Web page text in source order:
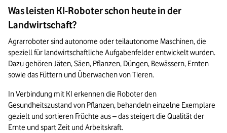
Das Wichtigste zu KI-Robotern in der Landwirtschaft in Kürze
Was leisten KI-Roboter schon heute in der
Landwirtschaft?
Agrarroboter sind autonome oder teilautonome Maschinen, die
speziell für landwirtschaftliche Aufgabenfelder entwickelt wurden.
Dazu gehören Jäten, Säen, Pflanzen, Düngen, Bewässern, Ernten
sowie das Füttern und Überwachen von Tieren.
In Verbindung mit KI erkennen die Roboter den
Gesundheitszustand von Pflanzen, behandeln einzelne Exemplare
gezielt und sortieren Früchte aus – das steigert die Qualität der
Ernte und spart Zeit und Arbeitskraft.